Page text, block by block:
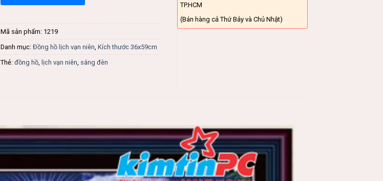
Mã sản phẩm: 1219
Danh mục: Đồng hồ lịch vạn niên Kích thước 36x59cm
Thẻ: đồng hồ lịch vạn niên sáng đèn
TP.HCM
(Bán hàng cả Thứ Bảy và Chủ Nhật)